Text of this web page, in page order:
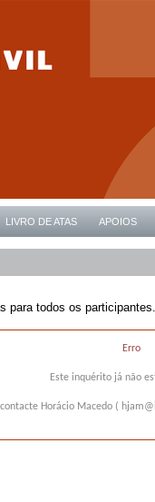
LIVRO DE ATAS APOIOS
para todos os participantes.